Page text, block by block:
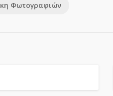
Φωτογραφιών